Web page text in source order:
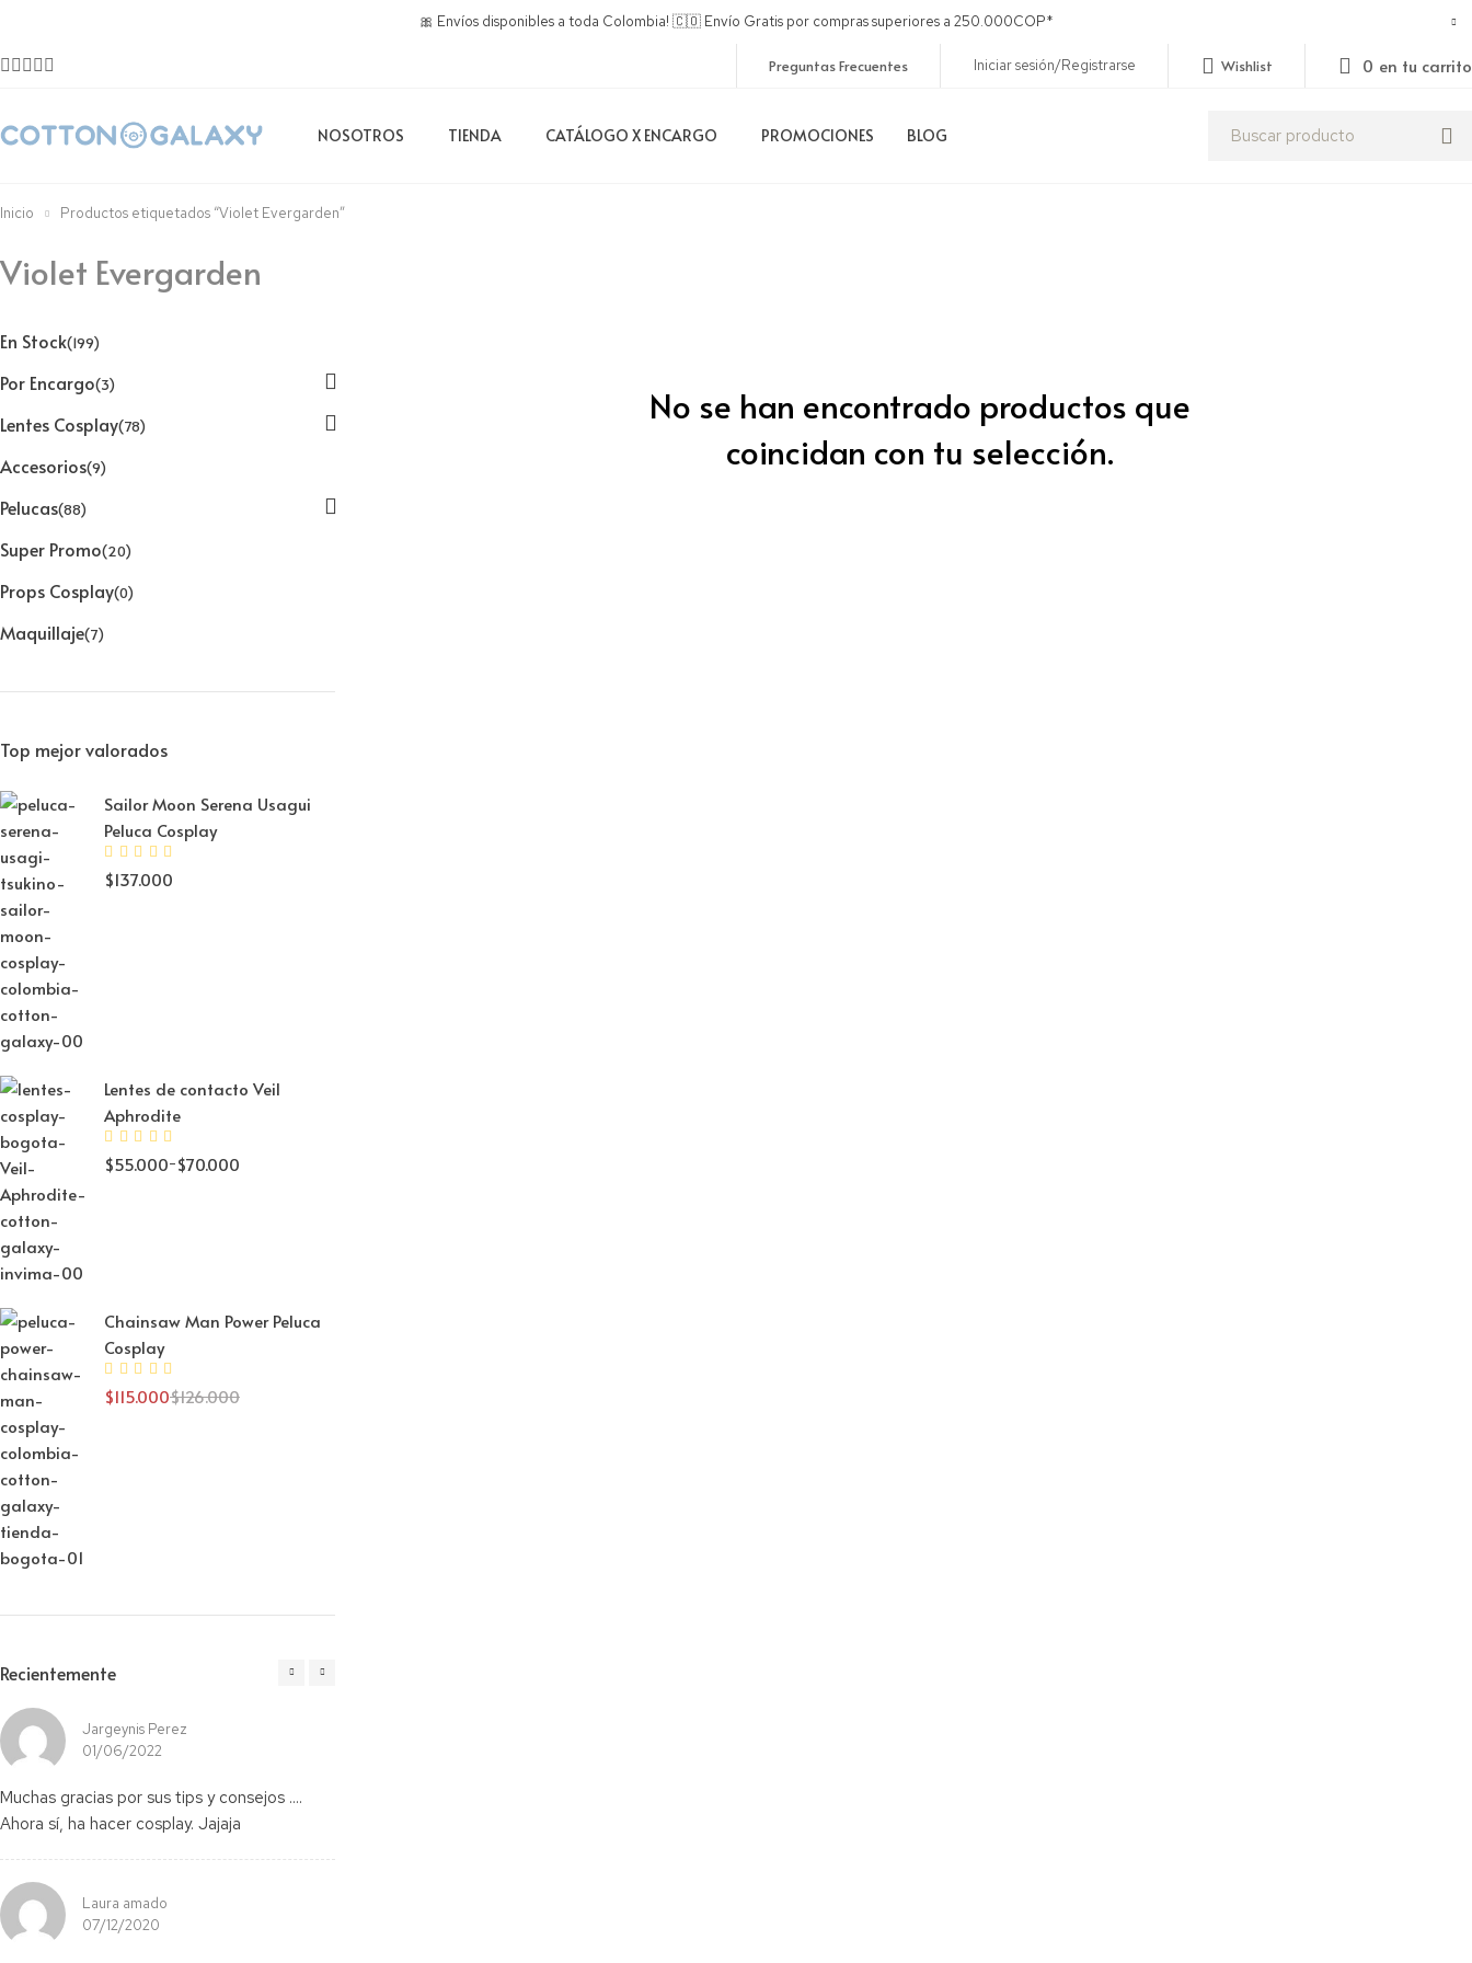
🎀 Envíos disponibles a toda Colombia! 🇨🇴 Envío Gratis por compras superiores a 250.000COP*
Preguntas Frecuentes Iniciar sesión/Registrarse Wishlist 0 en tu carrito
NOSOTROS TIENDA CATÁLOGO X ENCARGO PROMOCIONES BLOG
Inicio Productos etiquetados “Violet Evergarden”
Violet Evergarden
En Stock(199)
Por Encargo(3)
Lentes Cosplay(78)
Accesorios(9)
Pelucas(88)
Super Promo(20)
Props Cosplay(0)
Maquillaje(7)
Top mejor valorados
Sailor Moon Serena Usagui
Peluca Cosplay
$137.000
Lentes de contacto Veil
Aphrodite
$55.000-$70.000
Chainsaw Man Power Peluca
Cosplay
$126.000
$115.000
Recientemente
Jargeynis Perez
01/06/2022
Muchas gracias por sus tips y consejos ....
Ahora sí, ha hacer cosplay. Jajaja
Laura amado
07/12/2020
No se han encontrado productos que
coincidan con tu selección.